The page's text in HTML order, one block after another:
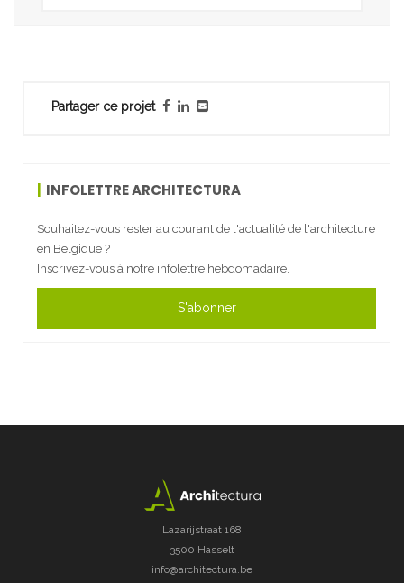
Partager ce projet
INFOLETTRE ARCHITECTURA
Souhaitez-vous rester au courant de l'actualité de l'architecture
en Belgique ?
Inscrivez-vous à notre infolettre hebdomadaire.
S'abonner
Lazarijstraat 168
3500 Hasselt
info@architectura.be